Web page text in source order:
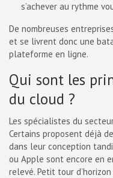
s’achever au rythme
De nombreuses
et se livrent donc une
plateforme en ligne.
Qui sont les
du cloud ?
Les spécialistes du
Certains proposent déjà
dans leur conception
ou Apple sont encore en
relevé. Petit tour